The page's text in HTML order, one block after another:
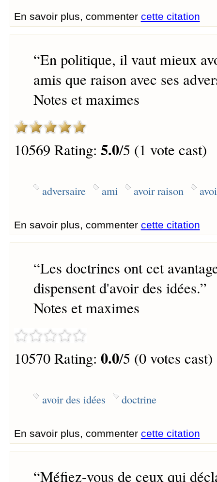
En savoir plus, commenter cette citation
“En politique, il vaut mieux
amis que raison avec ses
Notes et maximes
10569 Rating: 5.0/5 (1 vote cast)
adversaire ami avoir raison
En savoir plus, commenter cette citation
“Les doctrines ont cet
dispensent d'avoir des idées.”
Notes et maximes
10570 Rating: 0.0/5 (0 votes cast)
avoir des idées doctrine
En savoir plus, commenter cette citation
“Méfiez-vous de ceux qui